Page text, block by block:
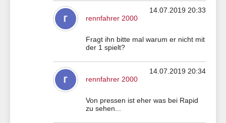
14.07.2019 20:33
rennfahrer 2000
Fragt ihn bitte mal warum er nicht mit
der 1 spielt?
14.07.2019 20:34
rennfahrer 2000
Von pressen ist eher was bei Rapid
zu sehen...